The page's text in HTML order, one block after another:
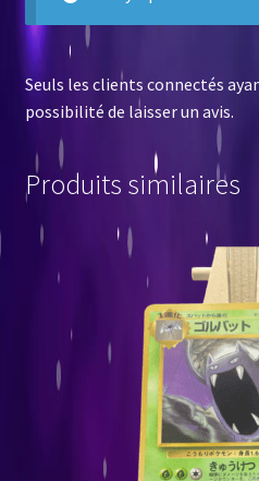
Seuls les clients connectés
possibilité de laisser un avis.
Produits similaires